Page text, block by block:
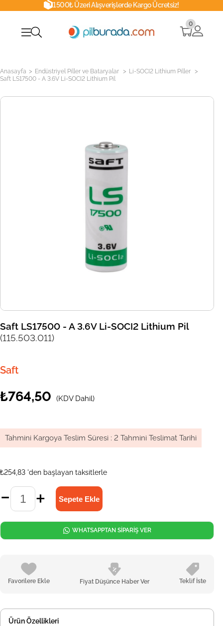
1500₺ Üzeri Alışverişlerde Kargo Ücretsiz!
0
Anasayfa > Endüstriyel Piller ve Bataryalar > Li-SOCI2 Lithium Piller >
Saft LS17500 - A 3.6V Li-SOCI2 Lithium Pil
Saft LS17500 - A 3.6V Li-SOCI2 Lithium Pil
(115.503.011)
Saft
₺764,50 (KDV Dahil)
Tahmini Kargoya Teslim Süresi : 2 Tahmini Teslimat Tarihi
₺254,83 'den başlayan taksitlerle
Favorilere Ekle Fiyat Düşünce Haber Ver Teklif İste
WHATSAPPTAN SİPARİŞ VER
Ürün Özellikleri